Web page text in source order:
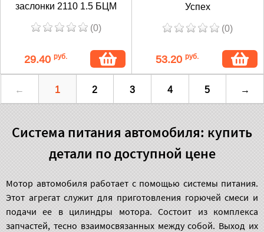
заслонки 2110 1.5 БЦМ
(0)
29.40 руб.
Успех
(0)
53.20 руб.
← 1 2 3 4 5 →
Система питания автомобиля: купить
детали по доступной цене
Мотор автомобиля работает с помощью системы питания.
Этот агрегат служит для приготовления горючей смеси и
подачи ее в цилиндры мотора. Состоит из комплекса
запчастей, тесно взаимосвязанных между собой. Выход их